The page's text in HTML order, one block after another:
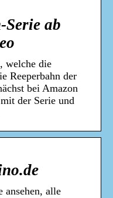
Serie ab
welche die
Reeperbahn der
bei Amazon
der Serie und
ansehen, alle